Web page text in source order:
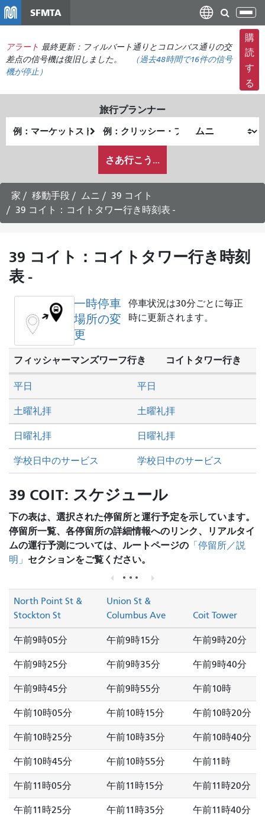
コ
ン
ン
ツ
移
SFMTA
ナ
ビ
ゲ
ー
シ
ョ
の
切
り
え
アラート 最終更新：フィルバート通りとコロンバス通りの交
差点の信号機は復旧しました。
（過去48時間で16件の信号
機が停止）
購
読
す
る
旅行プランナー
出
発
終
了
が
ど
の
よ
う
旅
し
か
さあ行こう...
家 移動手段 ムニ
39 コイト
39 コイト：コイトタワー行き時刻表 -
39 コイト：コイトタワー行き時刻
表 -
一時停車
場所の変
更
停車状況は30分ごとに毎正
時に更新されます。
フィッシャーマンズワーフ行き コイトタワー行き
土曜礼拝 土曜礼拝
日曜礼拝 日曜礼拝
平日 平日
学校日中のサービス 学校日中のサービス
39 COIT: スケジュール
下の表は、選択された停留所と運行予定を示しています。
停留所一覧、各停留所の詳細情報へのリンク、リアルタイ
ムの運行予測については、ルートページの 「停留所／説
明」 セクションをご覧ください。
North Point St &
Stockton St
Union St &
Columbus Ave
Coit Tower
午前9時05分 午前9時15分 午前9時20分
午前9時25分 午前9時35分 午前9時40分
午前9時45分 午前9時55分 午前10時
午前10時05分 午前10時15分 午前10時20分
午前10時25分 午前10時35分 午前10時40分
午前10時45分 午前10時55分 午前11時
午前11時05分 午前11時15分 午前11時20分
午前11時25分 午前11時35分 午前11時40分